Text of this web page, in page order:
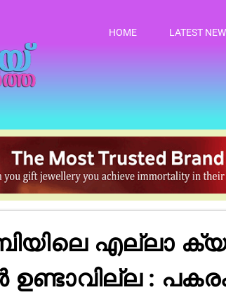
HOME LATEST
എല്ലാ
: